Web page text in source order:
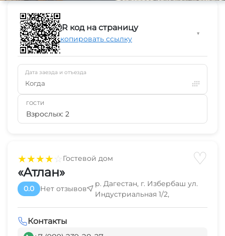
★★★★☆Гостевой дом ♡
«Атлан»
0.0 Нет отзывов
р. Дагестан, г. Избербаш ул.
Индустриальная 1/2,
Контакты
QR код на страницу
Скопировать ссылку
▼
Дата заезда и отъезда
Когда
ГОСТИ
Взрослых: 2